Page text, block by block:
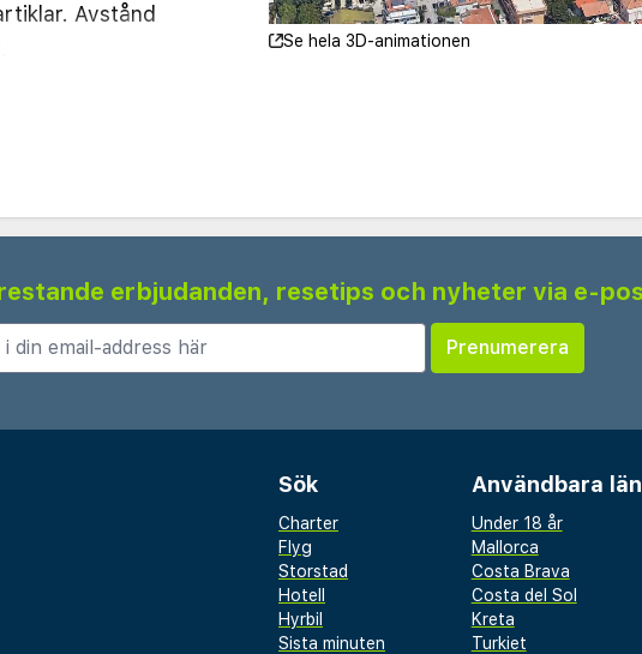
Avstånd
- 3,1 km
Se hela 3D-animationen
erbjudanden, resetips och nyheter via e-
Sök
Charter
Flyg
Storstad
Hotell
Hyrbil
Sista minuten
Användbara
Under 18 år
Mallorca
Costa Brava
Costa del Sol
Kreta
Turkiet